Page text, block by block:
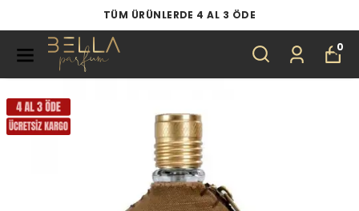
TÜM ÜRÜNLERDE 4 AL 3 ÖDE
0